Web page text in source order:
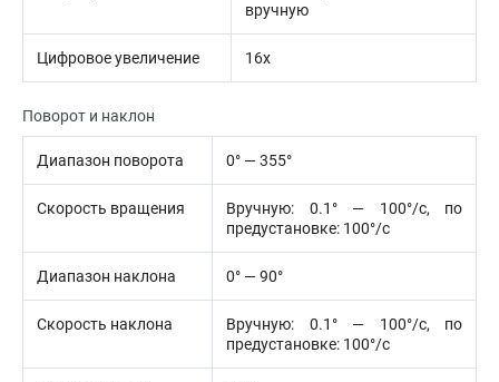
вручную
Цифровое увеличение 16х
Поворот и наклон
Диапазон поворота 0° — 355°
Скорость вращения
Вручную: 0.1° — 100°/с, по
предустановке: 100°/с
Диапазон наклона 0° — 90°
Скорость наклона
Вручную: 0.1° — 100°/с, по
предустановке: 100°/с